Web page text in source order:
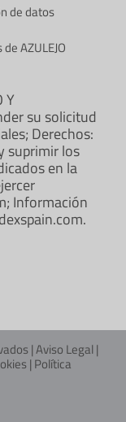
de datos
AZULEJO
Y
su solicitud
Derechos:
suprimir los
en la
Información
|Aviso Legal|
|Política